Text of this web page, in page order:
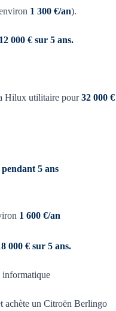
1 300 €/an).
000 € sur 5 ans.
Hilux utilitaire pour32 000 €
5 ans
1 600 €/an
000 € sur 5 ans.
informatique
achète un Citroën Berlingo